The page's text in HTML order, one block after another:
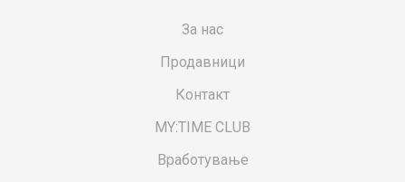
За нас
Продавници
Контакт
MY:TIME CLUB
Вработување